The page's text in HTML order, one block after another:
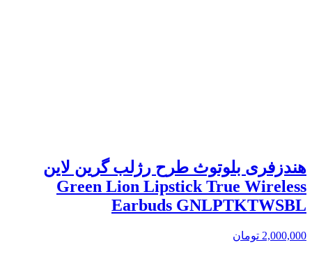
هندزفری بلوتوث طرح رژلب گرین لاین
Green Lion Lipstick True Wireless
Earbuds GNLPTKTWSBL
2,000,000 تومان